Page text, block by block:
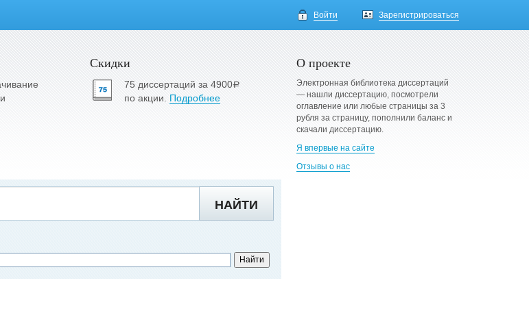
Войти Зарегистрироваться
Скидки
75 диссертаций за 4900a
по акции. Подробнее
О проекте
Электронная библиотека диссертаций
— нашли диссертацию, посмотрели
оглавление или любые страницы за 3
рубля за страницу, пополнили баланс и
скачали диссертацию.
Я впервые на сайте
Отзывы о нас
НАЙТИ